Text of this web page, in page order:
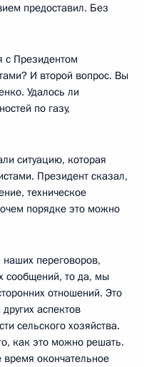
предоставил. Без
с Президентом
И второй вопрос. Вы
Удалось ли
по газу,
ситуацию, которая
Президент сказал,
техническое
порядке это можно
наших переговоров,
сообщений, то да, мы
отношений. Это
аспектов
сельского хозяйства.
как это можно решать.
окончательное